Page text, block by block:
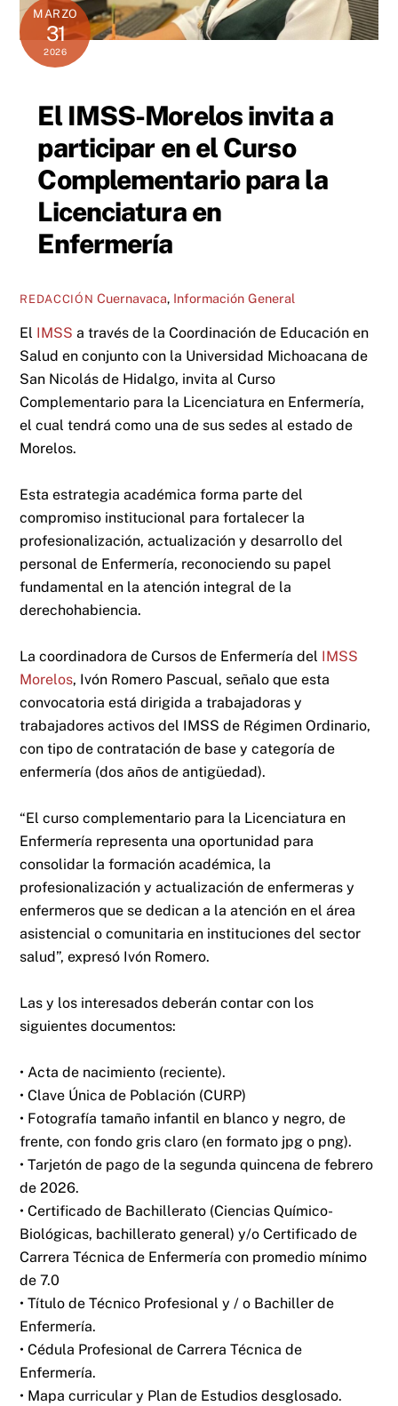
MARZO
31
2026
El IMSS-Morelos invita a
participar en el Curso
Complementario para la
Licenciatura en
Enfermería
REDACCIÓN Cuernavaca, Información General
El IMSS a través de la Coordinación de Educación en
Salud en conjunto con la Universidad Michoacana de
San Nicolás de Hidalgo, invita al Curso
Complementario para la Licenciatura en Enfermería,
el cual tendrá como una de sus sedes al estado de
Morelos.
Esta estrategia académica forma parte del
compromiso institucional para fortalecer la
profesionalización, actualización y desarrollo del
personal de Enfermería, reconociendo su papel
fundamental en la atención integral de la
derechohabiencia.
La coordinadora de Cursos de Enfermería del IMSS
Morelos, Ivón Romero Pascual, señalo que esta
convocatoria está dirigida a trabajadoras y
trabajadores activos del IMSS de Régimen Ordinario,
con tipo de contratación de base y categoría de
enfermería (dos años de antigüedad).
“El curso complementario para la Licenciatura en
Enfermería representa una oportunidad para
consolidar la formación académica, la
profesionalización y actualización de enfermeras y
enfermeros que se dedican a la atención en el área
asistencial o comunitaria en instituciones del sector
salud”, expresó Ivón Romero.
Las y los interesados deberán contar con los
siguientes documentos:
• Acta de nacimiento (reciente).
• Clave Única de Población (CURP)
• Fotografía tamaño infantil en blanco y negro, de
frente, con fondo gris claro (en formato jpg o png).
• Tarjetón de pago de la segunda quincena de febrero
de 2026.
• Certificado de Bachillerato (Ciencias Químico-
Biológicas, bachillerato general) y/o Certificado de
Carrera Técnica de Enfermería con promedio mínimo
de 7.0
• Título de Técnico Profesional y / o Bachiller de
Enfermería.
• Cédula Profesional de Carrera Técnica de
Enfermería.
• Mapa curricular y Plan de Estudios desglosado.